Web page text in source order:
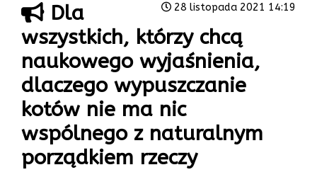
28 listopada 2021 14:19
Dla
wszystkich, którzy chcą
naukowego wyjaśnienia,
dlaczego wypuszczanie
kotów nie ma nic
wspólnego z naturalnym
porządkiem rzeczy